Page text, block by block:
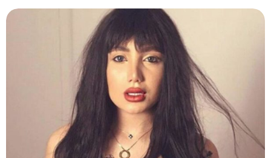
договорен
брак
братучетка